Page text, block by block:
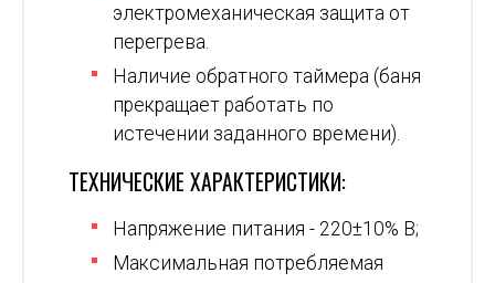
электромеханическая защита от
перегрева.
Наличие обратного таймера (баня
прекращает работать по
истечении заданного времени).
ТЕХНИЧЕСКИЕ ХАРАКТЕРИСТИКИ:
Напряжение питания - 220±10% В;
Максимальная потребляемая